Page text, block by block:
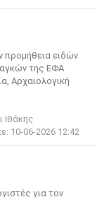
προμήθεια ειδών
της ΕΦΑ
Αρχαιολογική
Ιθάκης
10-06-2026 12:42
για τον